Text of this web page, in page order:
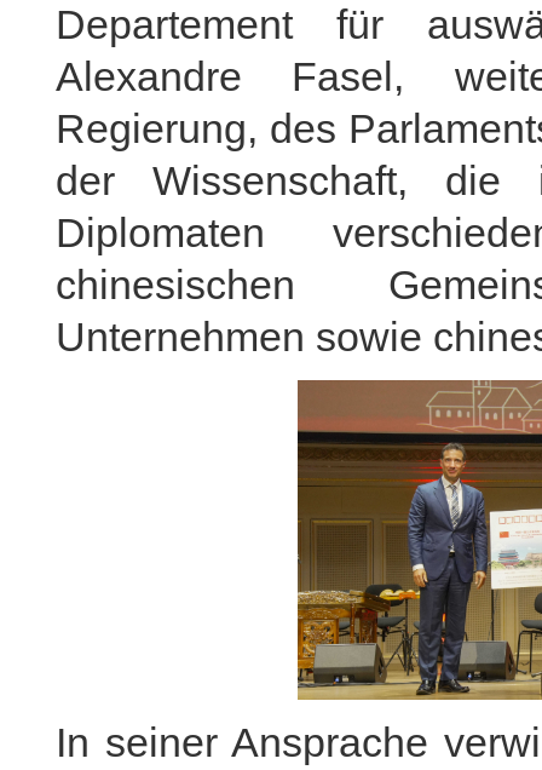
Departement für
Alexandre Fasel,
Regierung, des
der Wissenschaft, die
Diplomaten
chinesischen
Unternehmen sowie
In seiner Ansprache